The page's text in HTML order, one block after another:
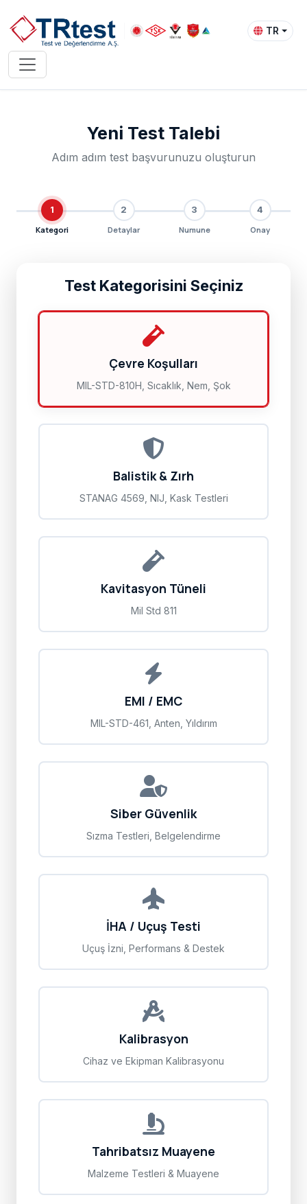
TR
Yeni Test Talebi
Adım adım test başvurunuzu oluşturun
1
Kategori
2
Detaylar
3
Numune
4
Onay
Test Kategorisini Seçiniz
Çevre Koşulları
MIL-STD-810H, Sıcaklık, Nem, Şok
Balistik & Zırh
STANAG 4569, NIJ, Kask Testleri
Kavitasyon Tüneli
Mil Std 811
EMI / EMC
MIL-STD-461, Anten, Yıldırım
Siber Güvenlik
Sızma Testleri, Belgelendirme
İHA / Uçuş Testi
Uçuş İzni, Performans & Destek
Kalibrasyon
Cihaz ve Ekipman Kalibrasyonu
Tahribatsız Muayene
Malzeme Testleri & Muayene